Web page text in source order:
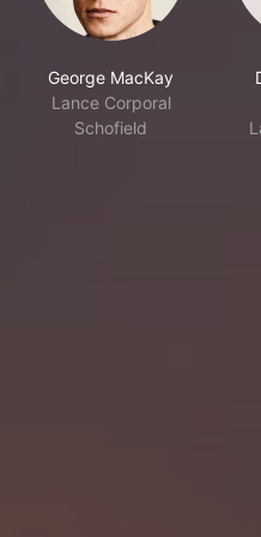
George MacKay
Lance Corporal
Schofield